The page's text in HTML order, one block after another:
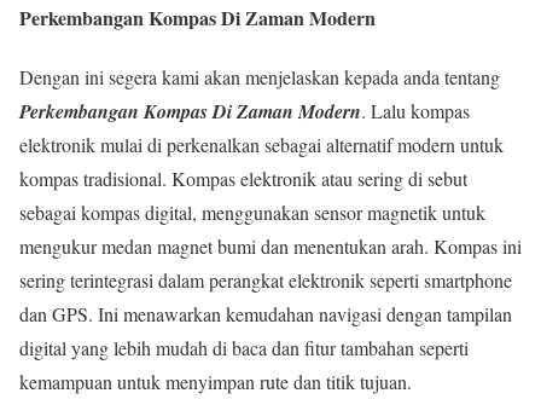
Perkembangan Kompas Di Zaman Modern
Dengan ini segera kami akan menjelaskan kepada anda tentang
Perkembangan Kompas Di Zaman Modern. Lalu kompas
elektronik mulai di perkenalkan sebagai alternatif modern untuk
kompas tradisional. Kompas elektronik atau sering di sebut
sebagai kompas digital, menggunakan sensor magnetik untuk
mengukur medan magnet bumi dan menentukan arah. Kompas ini
sering terintegrasi dalam perangkat elektronik seperti smartphone
dan GPS. Ini menawarkan kemudahan navigasi dengan tampilan
digital yang lebih mudah di baca dan fitur tambahan seperti
kemampuan untuk menyimpan rute dan titik tujuan.